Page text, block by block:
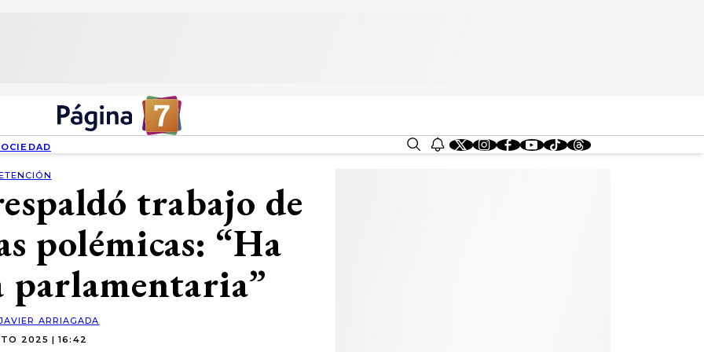
trabajo de
polémicas: “Ha
parlamentaria”
ARRIAGADA
2025 | 16:42